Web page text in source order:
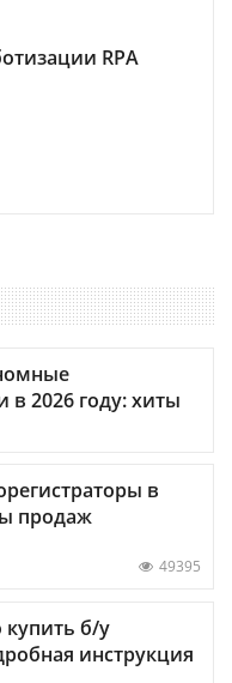
RPA
в 2026 году: хиты
в
продаж
49395
купить б/у
инструкция